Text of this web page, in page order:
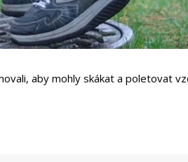
aby mohly skákat a poletovat